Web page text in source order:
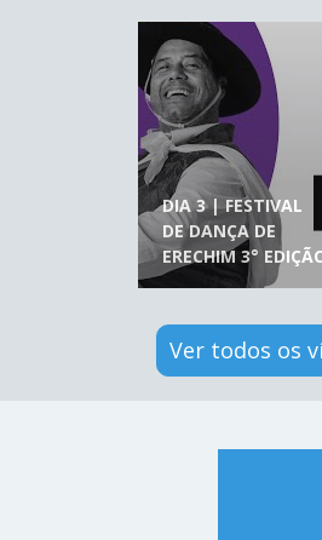
DIA 3 | FESTIVAL
DE DANÇA DE
ERECHIM 3°
Ver todos os